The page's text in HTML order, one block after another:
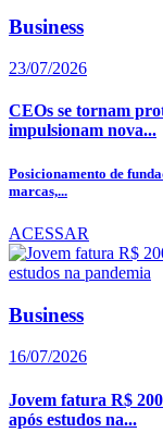
Business
23/07/2026
CEOs se tornam
impulsionam nova...
Posicionamento de
marcas,...
ACESSAR
Business
16/07/2026
Jovem fatura R$
após estudos na...